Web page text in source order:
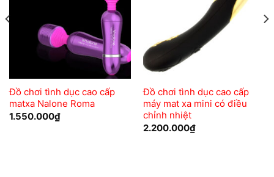
Đồ chơi tình dục cao cấp
matxa Nalone Roma
1.550.000₫
Đồ chơi tình dục cao cấp
máy mat xa mini có điều
chỉnh nhiệt
2.200.000₫